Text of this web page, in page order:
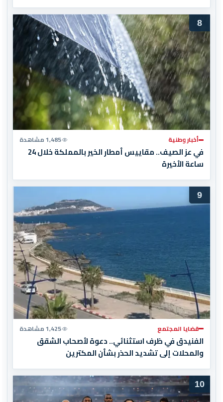
8
أخبار وطنية 1,485 مشاهدة
في عز الصيف.. مقاييس أمطار الخير بالمملكة خلال 24
ساعة الأخيرة
9
قضايا المجتمع 1,425 مشاهدة
الفنيدق في ظرف استثنائي.. دعوة لأصحاب الشقق
والمحلات إلى تشديد الحذر بشأن المكترين
10